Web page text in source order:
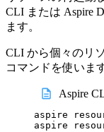
CLI または Aspire
ます。
CLI から個々のリ
コマンドを使いま
Aspire
aspire
aspire